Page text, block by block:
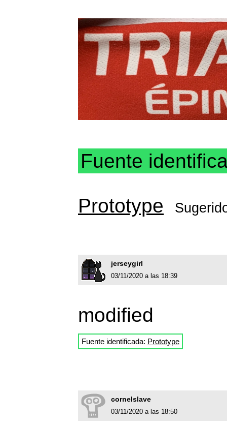
Fuente
Prototype
jerseygirl
03/11/2020 a las 18:39
modified
Fuente identificada: Prototype
cornelslave
03/11/2020 a las 18:50